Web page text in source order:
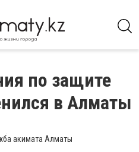
по защите
в Алматы
акимата Алматы